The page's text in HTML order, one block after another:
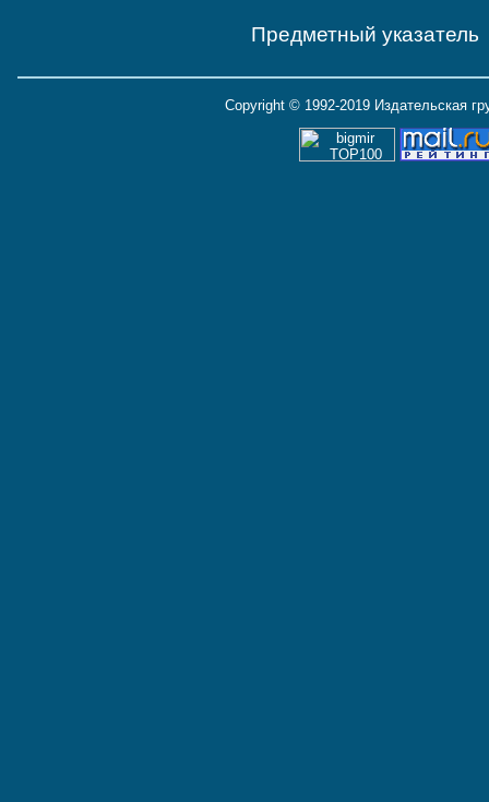
Предметный указатель
Copyright © 1992-2019 Издательская